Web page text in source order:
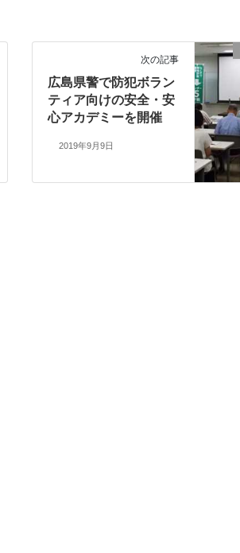
次の記事
広島県警で防犯ボラン
ティア向けの安全・安
心アカデミーを開催
2019年9月9日